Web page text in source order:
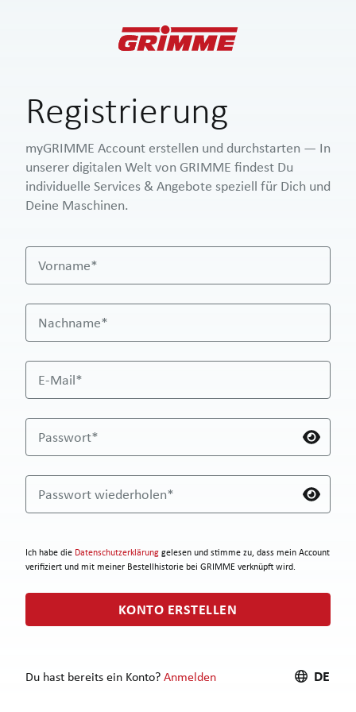
Registrierung
myGRIMME Account erstellen und durchstarten — In
unserer digitalen Welt von GRIMME findest Du
individuelle Services & Angebote speziell für Dich und
Deine Maschinen.
Vorname*
Nachname*
E-Mail*
Passwort*
Passwort wiederholen*
Ich habe die Datenschutzerklärunggelesen und stimme zu, dass mein Account
verifiziert und mit meiner Bestellhistorie bei GRIMME verknüpft wird.
KONTO ERSTELLEN
Du hast bereits ein Konto?Anmelden DE